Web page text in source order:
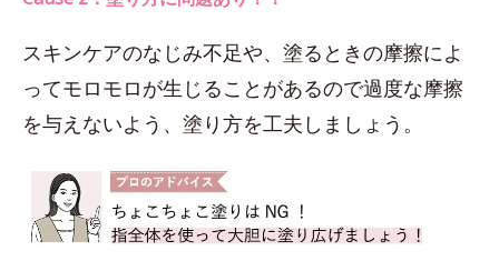
スキンケアのなじみ不足や、塗るときの摩擦によ
ってモロモロが生じることがあるので過度な摩擦
を与えないよう、塗り方を工夫しましょう。